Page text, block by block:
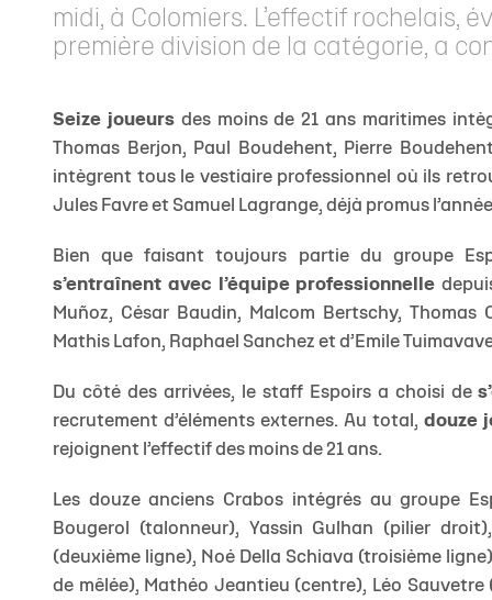
midi, à Colomiers. L’effectif rochelais,
première division de la catégorie, a
Seize joueurs des moins de 21 ans maritimes
Thomas Berjon, Paul Boudehent, Pierre
intègrent tous le vestiaire professionnel où ils
Jules Favre et Samuel Lagrange, déjà promus
Bien que faisant toujours partie du groupe
s’entraînent avec l’équipe professionnelle
Muñoz, César Baudin, Malcom Bertschy,
Mathis Lafon, Raphael Sanchez et d’Emile
Du côté des arrivées, le staff Espoirs a choisi de
recrutement d’éléments externes. Au total, douze
rejoignent l’effectif des moins de 21 ans.
Les douze anciens Crabos intégrés au groupe
Bougerol (talonneur), Yassin Gulhan (pilier
(deuxième ligne), Noé Della Schiava (troisième
de mêlée), Mathéo Jeantieu (centre), Léo